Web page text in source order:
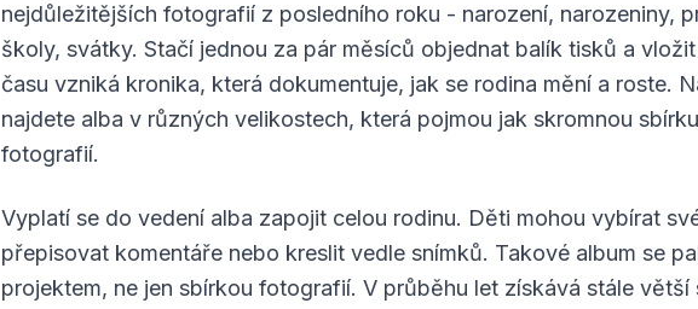
nejdůležitějších fotografií z posledního roku - narození, narozeniny,
školy, svátky. Stačí jednou za pár měsíců objednat balík tisků a
času vzniká kronika, která dokumentuje, jak se rodina mění a roste.
najdete alba v různých velikostech, která pojmou jak skromnou
fotografií.
Vyplatí se do vedení alba zapojit celou rodinu. Děti mohou vybírat
přepisovat komentáře nebo kreslit vedle snímků. Takové album se
projektem, ne jen sbírkou fotografií. V průběhu let získává stále větší